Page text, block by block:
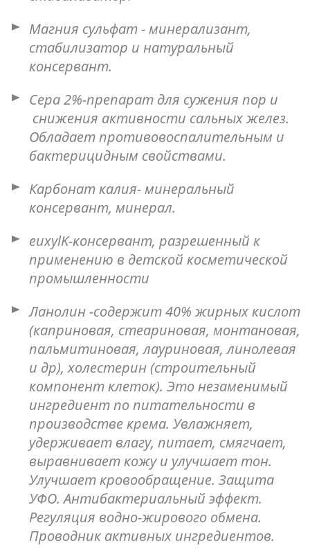
Магния сульфат - минерализант,
стабилизатор и натуральный
консервант.
Сера 2%-препарат для сужения пор и
снижения активности сальных желез.
Обладает противовоспалительным и
бактерицидным свойствами.
Карбонат калия- минеральный
консервант, минерал.
euxylK-консервант, разрешенный к
применению в детской косметической
промышленности
Ланолин -содержит 40% жирных кислот
(каприновая, стеариновая, монтановая,
пальмитиновая, лауриновая, линолевая
и др), холестерин (строительный
компонент клеток). Это незаменимый
ингредиент по питательности в
производстве крема. Увлажняет,
удерживает влагу, питает, смягчает,
выравнивает кожу и улучшает тон.
Улучшает кровообращение. Защита
УФО. Антибактериальный эффект.
Регуляция водно-жирового обмена.
Проводник активных ингредиентов.